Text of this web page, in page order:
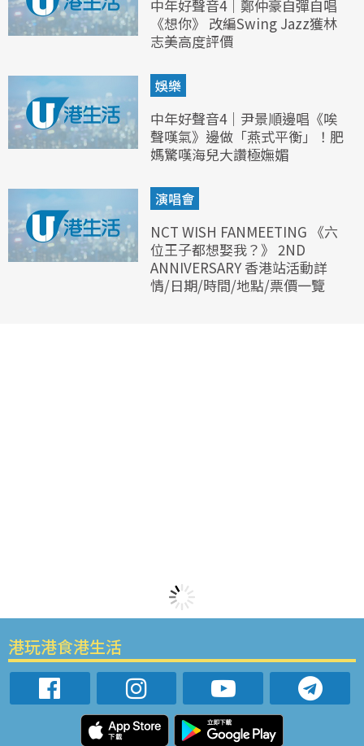
中年好聲音4｜鄭仲豪自彈自唱
《想你》 改編Swing Jazz獲林
志美高度評價
娛樂
中年好聲音4｜尹景順邊唱《唉
聲嘆氣》邊做「燕式平衡」！肥
媽驚嘆海兒大讚極嫵媚
演唱會
NCT WISH FANMEETING 《六
位王子都想娶我？》 2ND
ANNIVERSARY 香港站活動詳
情/日期/時間/地點/票價一覽
港玩港食港生活